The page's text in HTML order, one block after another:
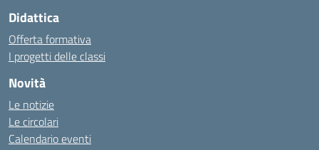
Didattica
Offerta formativa
I progetti delle classi
Novità
Le notizie
Le circolari
Calendario eventi